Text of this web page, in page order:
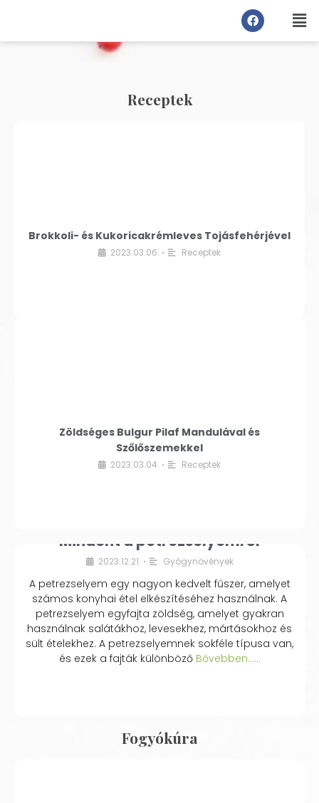
Receptek
Brokkoli- és Kukoricakrémleves Tojásfehérjével
2023.03.06. • Receptek
Zöldséges Bulgur Pilaf Mandulával és
Szőlőszemekkel
2023.03.04. • Receptek
Mindent a petrezselyemről
2023.12.21. • Gyógynövények
A petrezselyem egy nagyon kedvelt fűszer, amelyet
számos konyhai étel elkészítéséhez használnak. A
petrezselyem egyfajta zöldség, amelyet gyakran
használnak salátákhoz, levesekhez, mártásokhoz és
sült ételekhez. A petrezselyemnek sokféle típusa van,
és ezek a fajták különbözőBővebben...…
Fogyókúra